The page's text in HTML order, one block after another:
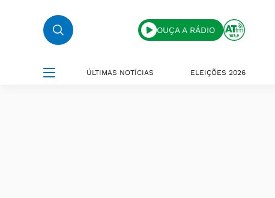
OUÇA A RÁDIO
ÚLTIMAS NOTÍCIAS ELEIÇÕES 2026